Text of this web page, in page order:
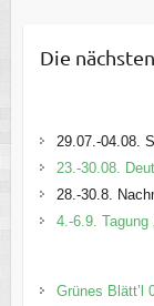
Die
29.07.-04.08.
23.-30.08.
28.-30.8.
4.-6.9. Tagung
Grünes Blätt’l